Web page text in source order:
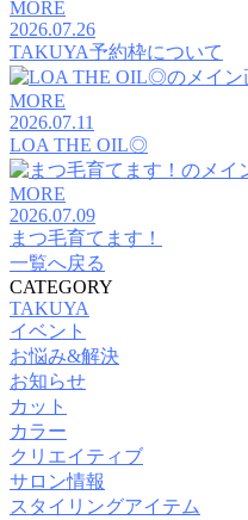
MORE
2026.07.26
TAKUYA予約枠について
MORE
2026.07.11
LOA THE OIL◎
MORE
2026.07.09
まつ毛育てます！
一覧へ戻る
CATEGORY
TAKUYA
イベント
お悩み&解決
お知らせ
カット
カラー
クリエイティブ
サロン情報
スタイリングアイテム